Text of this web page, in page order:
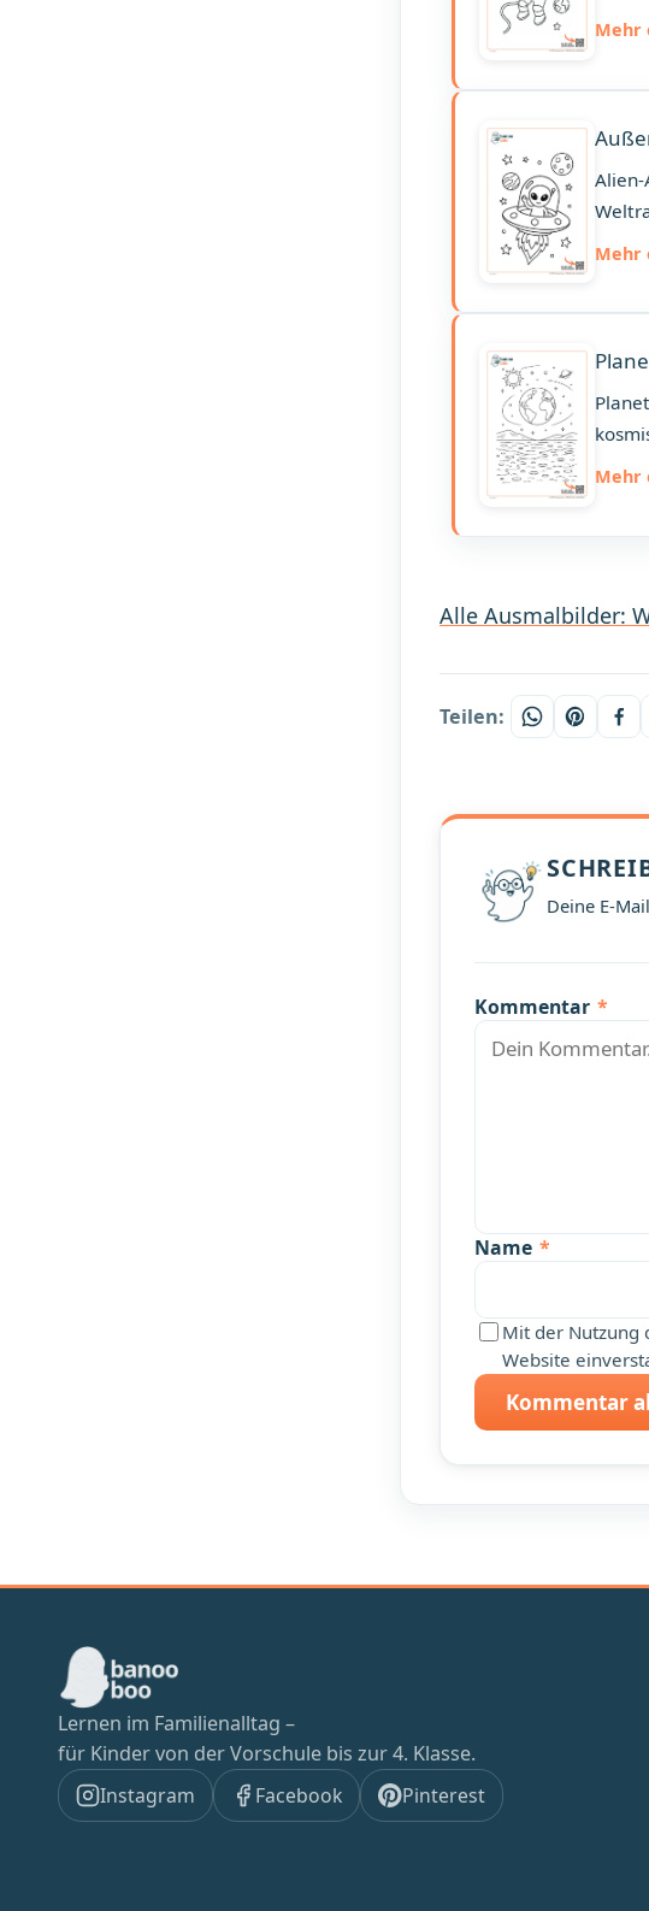
Mehr
Alien-
Mehr
Mehr
Alle Ausmalbilder:
Teilen:
Deine E-
Kommentar *
Name *
Mit der Nutzung
Website
Kommentar
Lernen im Familienalltag –
für Kinder von der Vorschule bis zur 4. Klasse.
Instagram
Facebook Pinterest